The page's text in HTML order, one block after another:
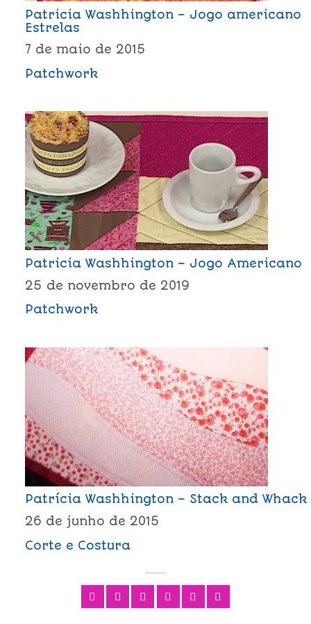
Patricia Washhington – Jogo americano
Estrelas
7 de maio de 2015
Patchwork
Patricia Washhington – Jogo Americano
25 de novembro de 2019
Patchwork
Patrícia Washhington – Stack and Whack
26 de junho de 2015
Corte e Costura